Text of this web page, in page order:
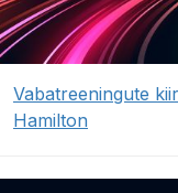
Vabatreeningute
Hamilton